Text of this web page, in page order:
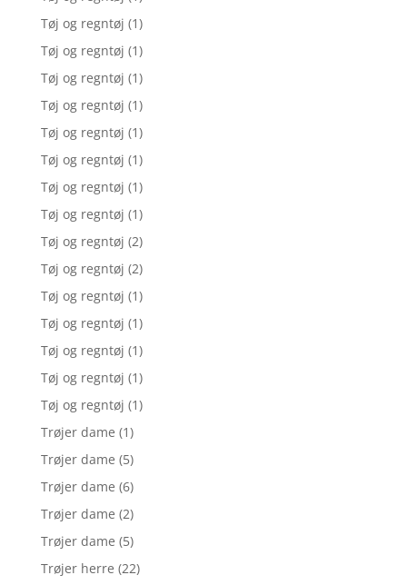
Tøj og regntøj (1)
Tøj og regntøj (1)
Tøj og regntøj (1)
Tøj og regntøj (1)
Tøj og regntøj (1)
Tøj og regntøj (1)
Tøj og regntøj (1)
Tøj og regntøj (1)
Tøj og regntøj (2)
Tøj og regntøj (2)
Tøj og regntøj (1)
Tøj og regntøj (1)
Tøj og regntøj (1)
Tøj og regntøj (1)
Tøj og regntøj (1)
Trøjer dame (1)
Trøjer dame (5)
Trøjer dame (6)
Trøjer dame (2)
Trøjer dame (5)
Trøjer herre (22)